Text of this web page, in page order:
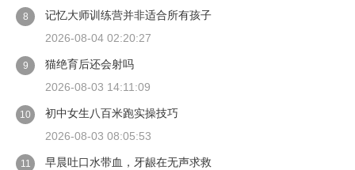
8
记忆大师训练营并非适合所有孩子
2026-08-04 02:20:27
9
猫绝育后还会射吗
2026-08-03 14:11:09
10
初中女生八百米跑实操技巧
2026-08-03 08:05:53
11
早晨吐口水带血，牙龈在无声求救